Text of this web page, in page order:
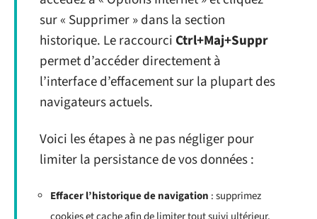
sur « Supprimer » dans la section
historique. Le raccourci Ctrl+Maj+Suppr
permet d’accéder directement à
l’interface d’effacement sur la plupart des
navigateurs actuels.
Voici les étapes à ne pas négliger pour
limiter la persistance de vos données :
Effacer l’historique de navigation : supprimez